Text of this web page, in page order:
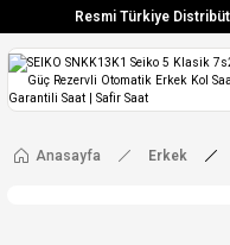
Resmi Türkiye
Aynı
Anasayfa Erkek